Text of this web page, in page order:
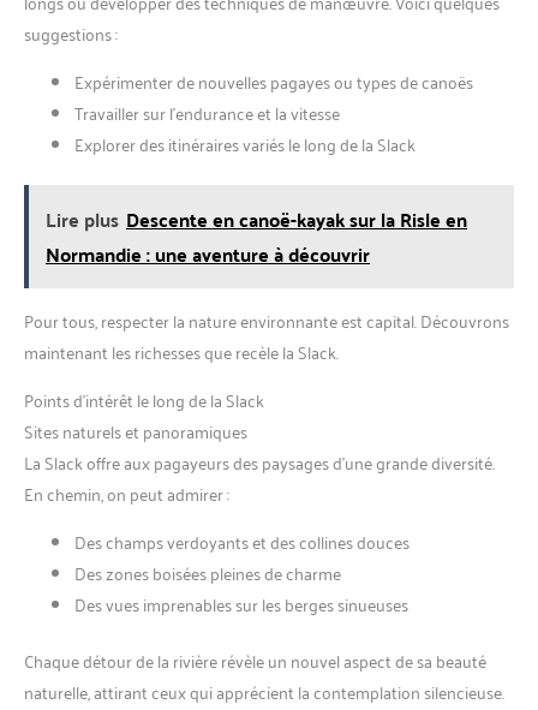
suggestions :
Expérimenter de nouvelles pagayes ou types de canoës
Travailler sur l’endurance et la vitesse
Explorer des itinéraires variés le long de la Slack
Lire plus Descente en canoë-kayak sur la Risle en
Normandie : une aventure à découvrir
Pour tous, respecter la nature environnante est capital. Découvrons
maintenant les richesses que recèle la Slack.
Points d’intérêt le long de la Slack
Sites naturels et panoramiques
La Slack offre aux pagayeurs des paysages d’une grande diversité.
En chemin, on peut admirer :
Des champs verdoyants et des collines douces
Des zones boisées pleines de charme
Des vues imprenables sur les berges sinueuses
Chaque détour de la rivière révèle un nouvel aspect de sa beauté
naturelle, attirant ceux qui apprécient la contemplation silencieuse.